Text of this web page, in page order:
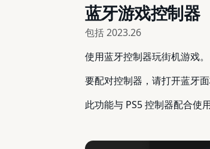
蓝牙游戏控制器
包括2023.26
使用蓝牙控制器玩街机游戏。
要配对控制器，请打开蓝牙面
此功能与 PS5 控制器配合使